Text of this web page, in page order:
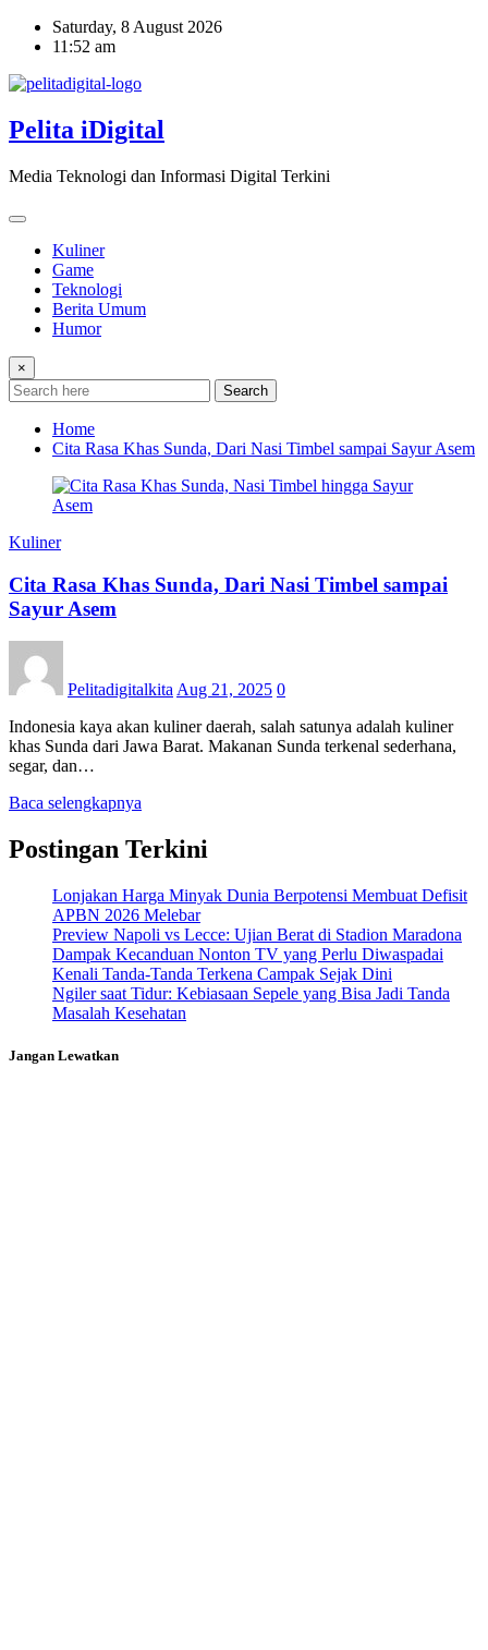
Skip
Saturday, 8 August 2026
11:52 am
Pelita iDigital
Media Teknologi dan Informasi Digital Terkini
Kuliner
Game
Teknologi
Berita Umum
Humor
×
Search
Home
Cita Rasa Khas Sunda, Dari Nasi Timbel sampai Sayur Asem
Kuliner
Cita Rasa Khas Sunda, Dari Nasi Timbel sampai
Sayur Asem
Pelitadigitalkita Aug 21, 2025 0
Indonesia kaya akan kuliner daerah, salah satunya adalah kuliner
khas Sunda dari Jawa Barat. Makanan Sunda terkenal sederhana,
segar, dan…
Baca selengkapnya
Postingan Terkini
Lonjakan Harga Minyak Dunia Berpotensi Membuat Defisit
APBN 2026 Melebar
Preview Napoli vs Lecce: Ujian Berat di Stadion Maradona
Dampak Kecanduan Nonton TV yang Perlu Diwaspadai
Kenali Tanda-Tanda Terkena Campak Sejak Dini
Ngiler saat Tidur: Kebiasaan Sepele yang Bisa Jadi Tanda
Masalah Kesehatan
Jangan Lewatkan